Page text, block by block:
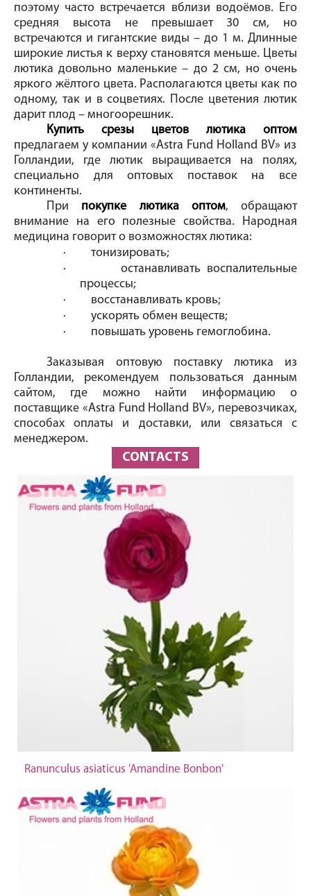
поэтому часто встречается вблизи водоёмов. Его
средняя высота не превышает 30 см, но
встречаются и гигантские виды – до 1 м. Длинные
широкие листья к верху становятся меньше. Цветы
лютика довольно маленькие – до 2 см, но очень
яркого жёлтого цвета. Располагаются цветы как по
одному, так и в соцветиях. После цветения лютик
дарит плод – многоорешник.
Купить срезы цветов лютика оптом
предлагаем у компании «Astra Fund Holland BV» из
Голландии, где лютик выращивается на полях,
специально для оптовых поставок на все
континенты.
При покупке лютика оптом, обращают
внимание на его полезные свойства. Народная
медицина говорит о возможностях лютика:
·
тонизировать;
·
останавливать воспалительные
процессы;
·
восстанавливать кровь;
·
ускорять обмен веществ;
·
повышать уровень гемоглобина.
Заказывая оптовую поставку лютика из
Голландии, рекомендуем пользоваться данным
сайтом, где можно найти информацию о
поставщике «Astra Fund Holland BV», перевозчиках,
способах оплаты и доставки, или связаться с
менеджером.
CONTACTS
Ranunculus asiaticus 'Amandine Bonbon'